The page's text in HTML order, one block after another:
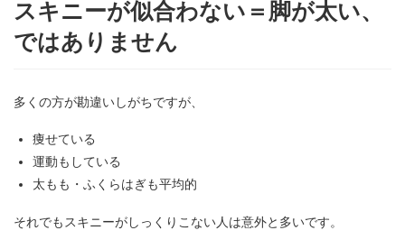
スキニーが似合わない＝脚が太い、
ではありません
多くの方が勘違いしがちですが、
痩せている
運動もしている
太もも・ふくらはぎも平均的
それでもスキニーがしっくりこない人は意外と多いです。